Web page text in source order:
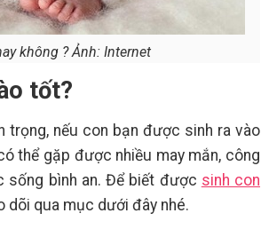
không ? Ảnh: Internet
tốt?
trọng, nếu con bạn được sinh ra vào
thể gặp được nhiều may mắn, công
sống bình an. Để biết được sinh con
dõi qua mục dưới đây nhé.